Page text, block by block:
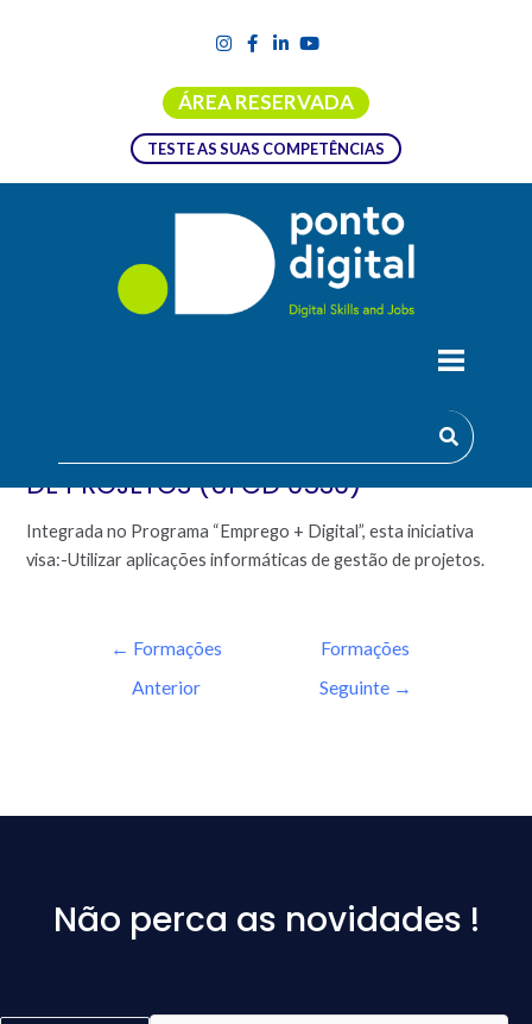
ÁREA RESERVADA
TESTE AS SUAS COMPETÊNCIAS
FORMAÇÃO EMPREGO + DIGITAL |
APLICAÇÃO INFORMÁTICA – GESTÃO
DE PROJETOS (UFCD 0530)
Integrada no Programa “Emprego + Digital”, esta iniciativa
visa:-Utilizar aplicações informáticas de gestão de projetos.
← Formações
Anterior
Formações
Seguinte →
Não perca as novidades !